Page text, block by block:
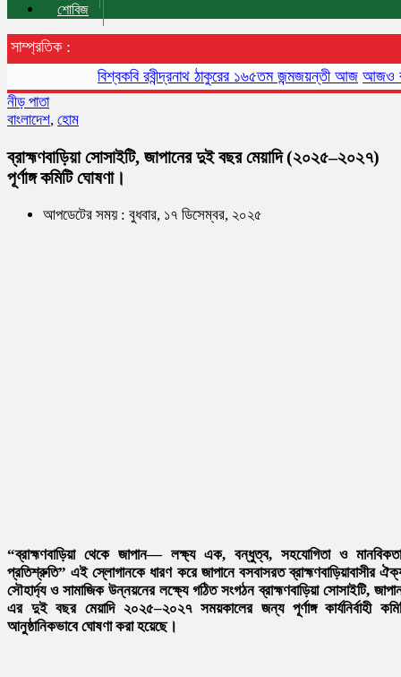
শোবিজ
সাম্প্রতিক :
বিশ্বকবি রবীন্দ্রনাথ ঠাকুরের ১৬৫তম জন্মজয়ন্তী আজ আজও
নীড় পাতা
বাংলাদেশ, হোম
ব্রাহ্মণবাড়িয়া সোসাইটি, জাপানের দুই বছর মেয়াদি (২০২৫–২০২৭)
পূর্ণাঙ্গ কমিটি ঘোষণা।
আপডেটের সময় : বুধবার, ১৭ ডিসেম্বর, ২০২৫
“ব্রাহ্মণবাড়িয়া থেকে জাপান— লক্ষ্য এক, বন্ধুত্ব, সহযোগিতা ও
প্রতিশ্রুতি” এই স্লোগানকে ধারণ করে জাপানে বসবাসরত ব্রাহ্মণবাড়িয়াবাসীর
সৌহার্দ্য ও সামাজিক উন্নয়নের লক্ষ্যে গঠিত সংগঠন ব্রাহ্মণবাড়িয়া সোসাইটি,
এর দুই বছর মেয়াদি ২০২৫–২০২৭ সময়কালের জন্য পূর্ণাঙ্গ কার্যনির্বাহী
আনুষ্ঠানিকভাবে ঘোষণা করা হয়েছে।